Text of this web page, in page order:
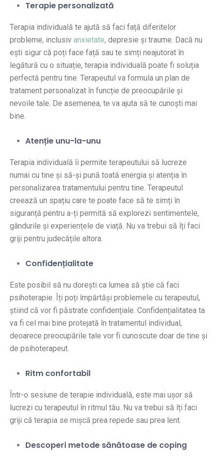
Terapie personalizată
Terapia individuală te ajută să faci față diferitelor
probleme, inclusiv anxietate, depresie și traume. Dacă nu
ești sigur că poți face față sau te simți neajutorat în
legătură cu o situație, terapia individuală poate fi soluția
perfectă pentru tine. Terapeutul va formula un plan de
tratament personalizat în funcție de preocupările și
nevoile tale. De asemenea, te va ajuta să te cunoști mai
bine.
Atenție unu-la-unu
Terapia individuală îi permite terapeutului să lucreze
numai cu tine și să-și pună toată energia și atenția în
personalizarea tratamentului pentru tine. Terapeutul
creează un spațiu care te poate face să te simți în
siguranță pentru a-ți permită să explorezi sentimentele,
gândurile și experiențele de viață. Nu va trebui să îți faci
griji pentru judecățile altora.
Confidențialitate
Este posibil să nu dorești ca lumea să știe că faci
psihoterapie. Îți poți împărtăși problemele cu terapeutul,
știind că vor fi păstrate confidențiale. Confidențialitatea ta
va fi cel mai bine protejată în tratamentul individual,
deoarece preocupările tale vor fi cunoscute doar de tine și
de psihoterapeut.
Ritm confortabil
Într-o sesiune de terapie individuală, este mai ușor să
lucrezi cu terapeutul în ritmul tău. Nu va trebui să îți faci
griji că terapia se mișcă prea repede sau prea lent.
Descoperi metode sănătoase de coping